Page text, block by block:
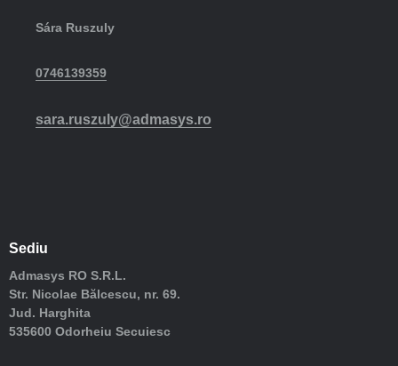
Sára Ruszuly
0746139359
sara.ruszuly@admasys.ro
Sediu
Admasys RO S.R.L.
Str. Nicolae Bălcescu, nr. 69.
Jud. Harghita
535600 Odorheiu Secuiesc